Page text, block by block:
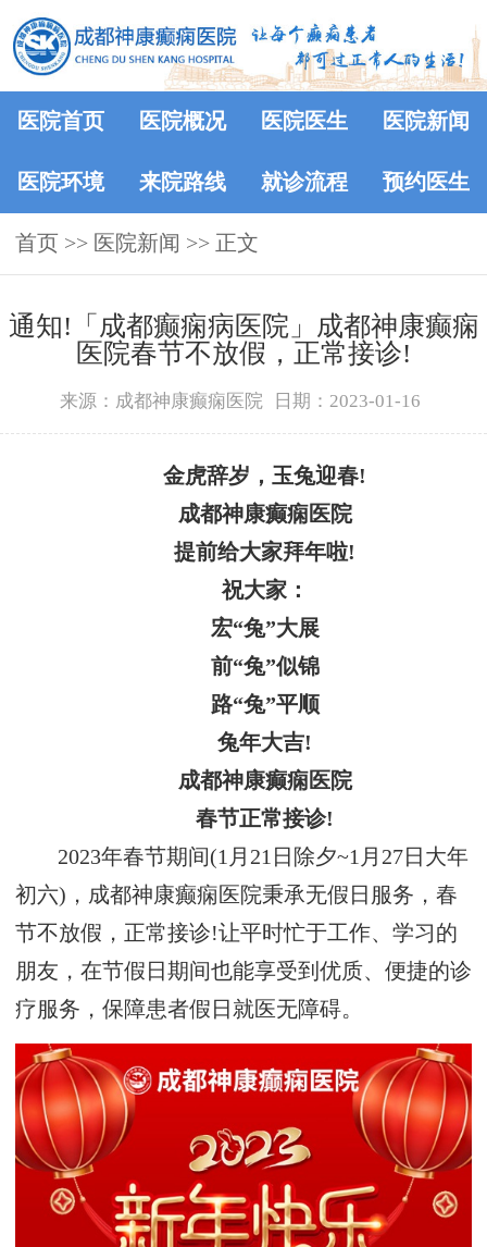
医院首页 医院概况 医院医生 医院新闻
医院环境 来院路线 就诊流程 预约医生
首页 >> 医院新闻 >> 正文
通知!​「成都癫痫病医院」成都神康癫痫
医院春节不放假，正常接诊!
来源：成都神康癫痫医院 日期：2023-01-16
金虎辞岁，玉兔迎春!
成都神康癫痫医院
提前给大家拜年啦!
祝大家：
宏“兔”大展
前“兔”似锦
路“兔”平顺
兔年大吉!
成都神康癫痫医院
春节正常接诊!
2023年春节期间(1月21日除夕~1月27日大年
初六)，成都神康癫痫医院秉承无假日服务，春
节不放假，正常接诊!让平时忙于工作、学习的
朋友，在节假日期间也能享受到优质、便捷的诊
疗服务，保障患者假日就医无障碍。